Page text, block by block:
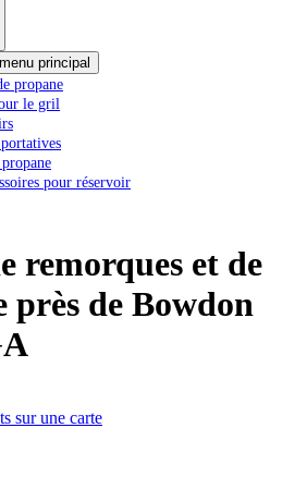
principal
propane
le gril
pour réservoir
remorques et de
près de Bowdon
sur une carte